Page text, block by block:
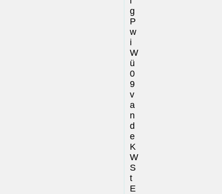
g
P
w
i
W
ü
0
9
v
a
n
d
e
K
W
S
t
E